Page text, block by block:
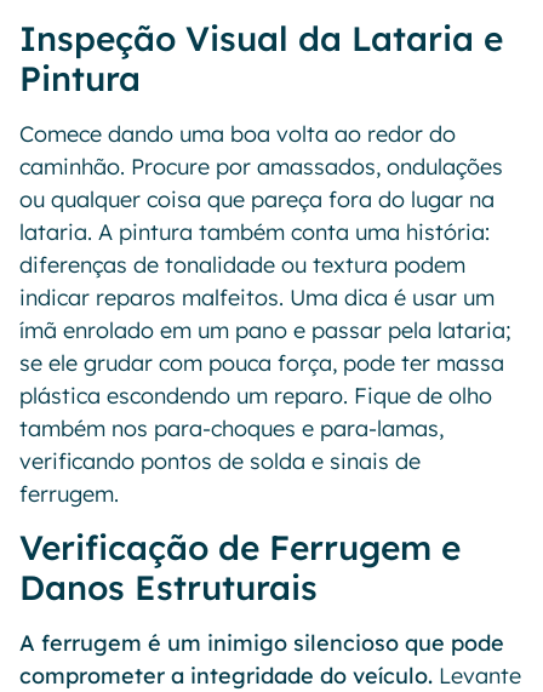
Inspeção Visual da Lataria e
Pintura
Comece dando uma boa volta ao redor do
caminhão. Procure por amassados, ondulações
ou qualquer coisa que pareça fora do lugar na
lataria. A pintura também conta uma história:
diferenças de tonalidade ou textura podem
indicar reparos malfeitos. Uma dica é usar um
ímã enrolado em um pano e passar pela lataria;
se ele grudar com pouca força, pode ter massa
plástica escondendo um reparo. Fique de olho
também nos para-choques e para-lamas,
verificando pontos de solda e sinais de
ferrugem.
Verificação de Ferrugem e
Danos Estruturais
A ferrugem é um inimigo silencioso que pode
comprometer a integridade do veículo. Levante